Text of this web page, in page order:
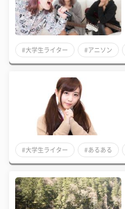
#大学生ライター #アニソン
#大学生ライター #あるある